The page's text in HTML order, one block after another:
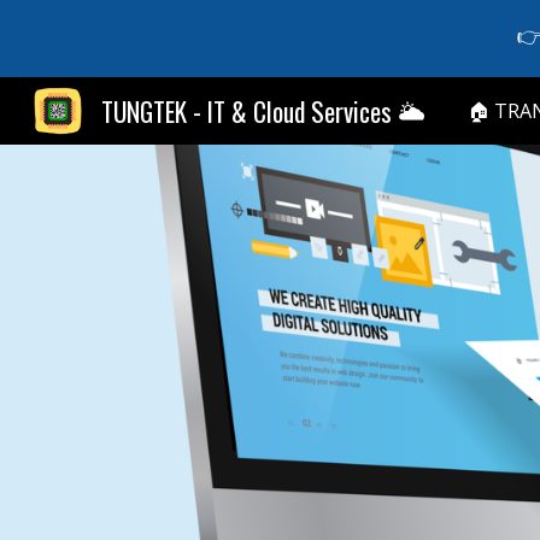
TUNGTEK - IT & Cloud Services 🌥️ 🏠